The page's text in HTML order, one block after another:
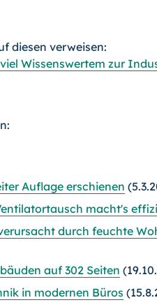
diesen verweisen:
Wissenswertem zur
Auflage erschienen
macht's
durch feuchte
auf 302 Seiten
in modernen Büros